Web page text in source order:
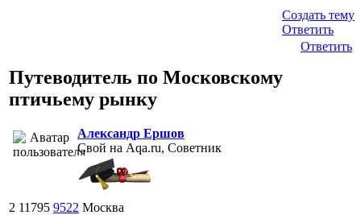
Создать тему
Ответить
Ответить
Путеводитель по Московскому
птичьему рынку
Александр Ершов
Свой на Aqa.ru, Советник
2 11795 9522 Москва